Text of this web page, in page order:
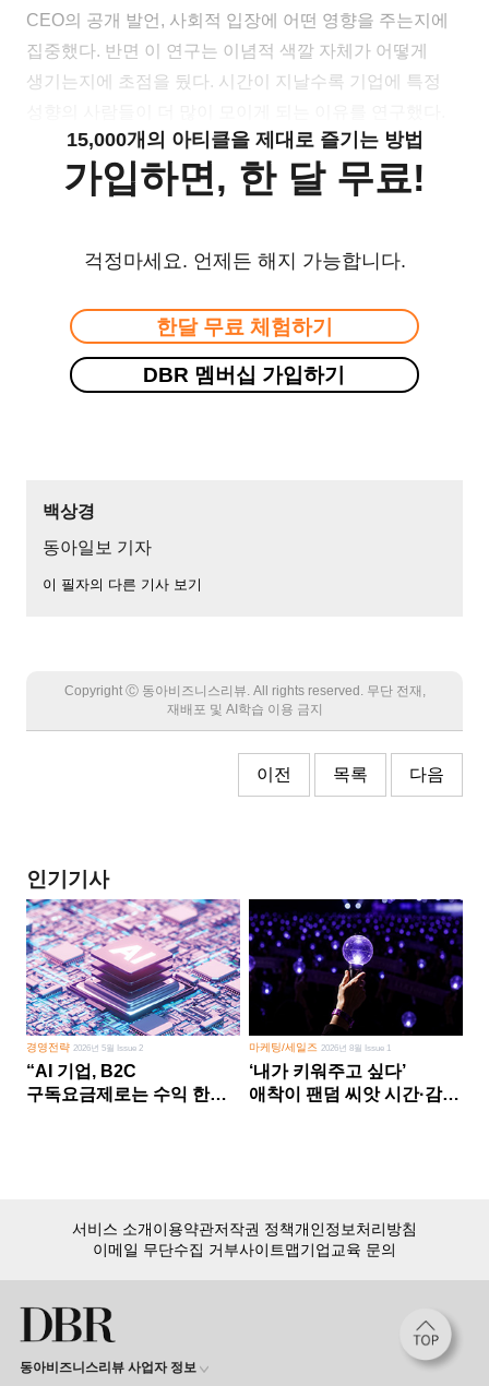
CEO의 공개 발언, 사회적 입장에 어떤 영향을 주는지에
집중했다. 반면 이 연구는 이념적 색깔 자체가 어떻게
생기는지에 초점을 뒀다. 시간이 지날수록 기업에 특정
15,000개의 아티클을 제대로 즐기는 방법
가입하면, 한 달 무료!
걱정마세요. 언제든 해지 가능합니다.
한달 무료 체험하기
DBR 멤버십 가입하기
백상경
동아일보 기자
이 필자의 다른 기사 보기
Copyright Ⓒ 동아비즈니스리뷰. All rights reserved. 무단 전재,
재배포 및 AI학습 이용 금지
이전 목록 다음
인기기사
경영전략 2026년 5월 Issue 2
“AI 기업, B2C
구독요금제로는 수익 한계
마케팅/세일즈 2026년 8월 Issue 1
‘내가 키워주고 싶다’
애착이 팬덤 씨앗 시간·감정
서비스 소개이용약관저작권 정책개인정보처리방침
이메일 무단수집 거부사이트맵기업교육 문의
동아비즈니스리뷰 사업자 정보